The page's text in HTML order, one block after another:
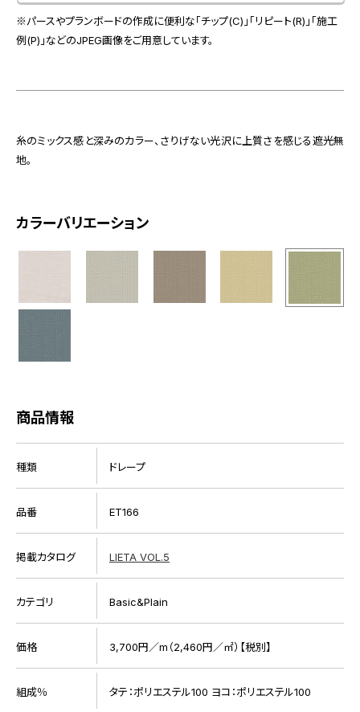
スペースソリューション事業
オフィスソリューション事業
会社情報
※パースやプランボードの作成に便利な「チップ(C)」「リピート(R)」「施工
例(P)」などのJPEG画像をご用意しています。
糸のミックス感と深みのカラー、さりげない光沢に上質さを感じる遮光無
地。
カラーバリエーション
商品情報
種類 ドレープ
品番 ET166
掲載カタログ LIETA VOL.5
カテゴリ Basic&Plain
価格 3,700円／m（2,460円／㎡）【税別】
組成％ タテ：ポリエステル100 ヨコ：ポリエステル100